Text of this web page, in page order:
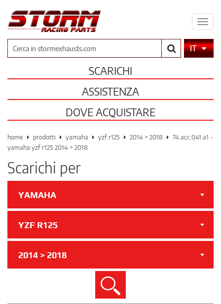
il
CercaIT
SCARICHI
ASSISTENZA
DOVE ACQUISTARE
home prodotti yamaha yzf r125 2014 > 2018
74.acc.041.a1 -
yamaha yzf r125 2014 > 2018
Scarichi per
YAMAHA
YZF R125
2014 > 2018
Cerca